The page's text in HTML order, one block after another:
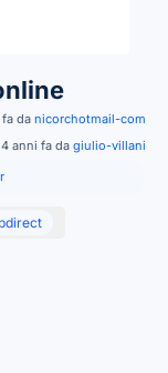
da nicorchotmail-com
anni fa da giulio-villani